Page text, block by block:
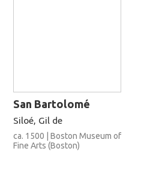
San Bartolomé
Siloé, Gil de
ca. 1500 | Boston Museum of
Fine Arts (Boston)